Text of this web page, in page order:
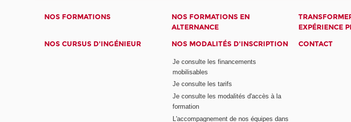
NOS FORMATIONS
NOS FORMATIONS EN
ALTERNANCE
EXPÉRIENCE
NOS CURSUS D'INGÉNIEUR
NOS MODALITÉS D'INSCRIPTION
Je consulte les financements
mobilisables
Je consulte les tarifs
Je consulte les modalités d'accès à la
formation
L'accompagnement de nos équipes dans
CONTACT